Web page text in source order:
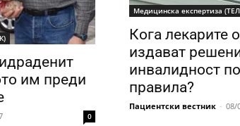
им преди
0
Медицинска експертиза
Кога лекарите
издават
инвалидност
правила?
Пациентски вестник - 08/